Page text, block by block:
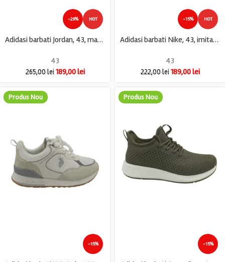
-29% HOT
Adidasi barbati Jordan, 43, material textil, negru
43
265,00lei 189,00lei
-15% HOT
Adidasi barbati Nike, 43, imitatie de piele, material textil, alb gri
43
222,00lei 189,00lei
Produs Nou
-15%
Produs Nou
-15%